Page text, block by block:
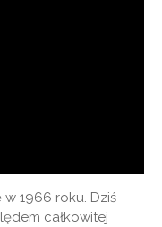
w 1966 roku. Dziś
całkowitej